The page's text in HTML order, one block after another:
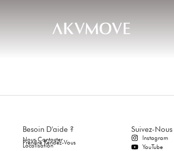
Besoin D'aide ?
Nous Contacter
Prendre Rendez-Vous
Localisation
Suivez-Nous
Instagram
YouTube